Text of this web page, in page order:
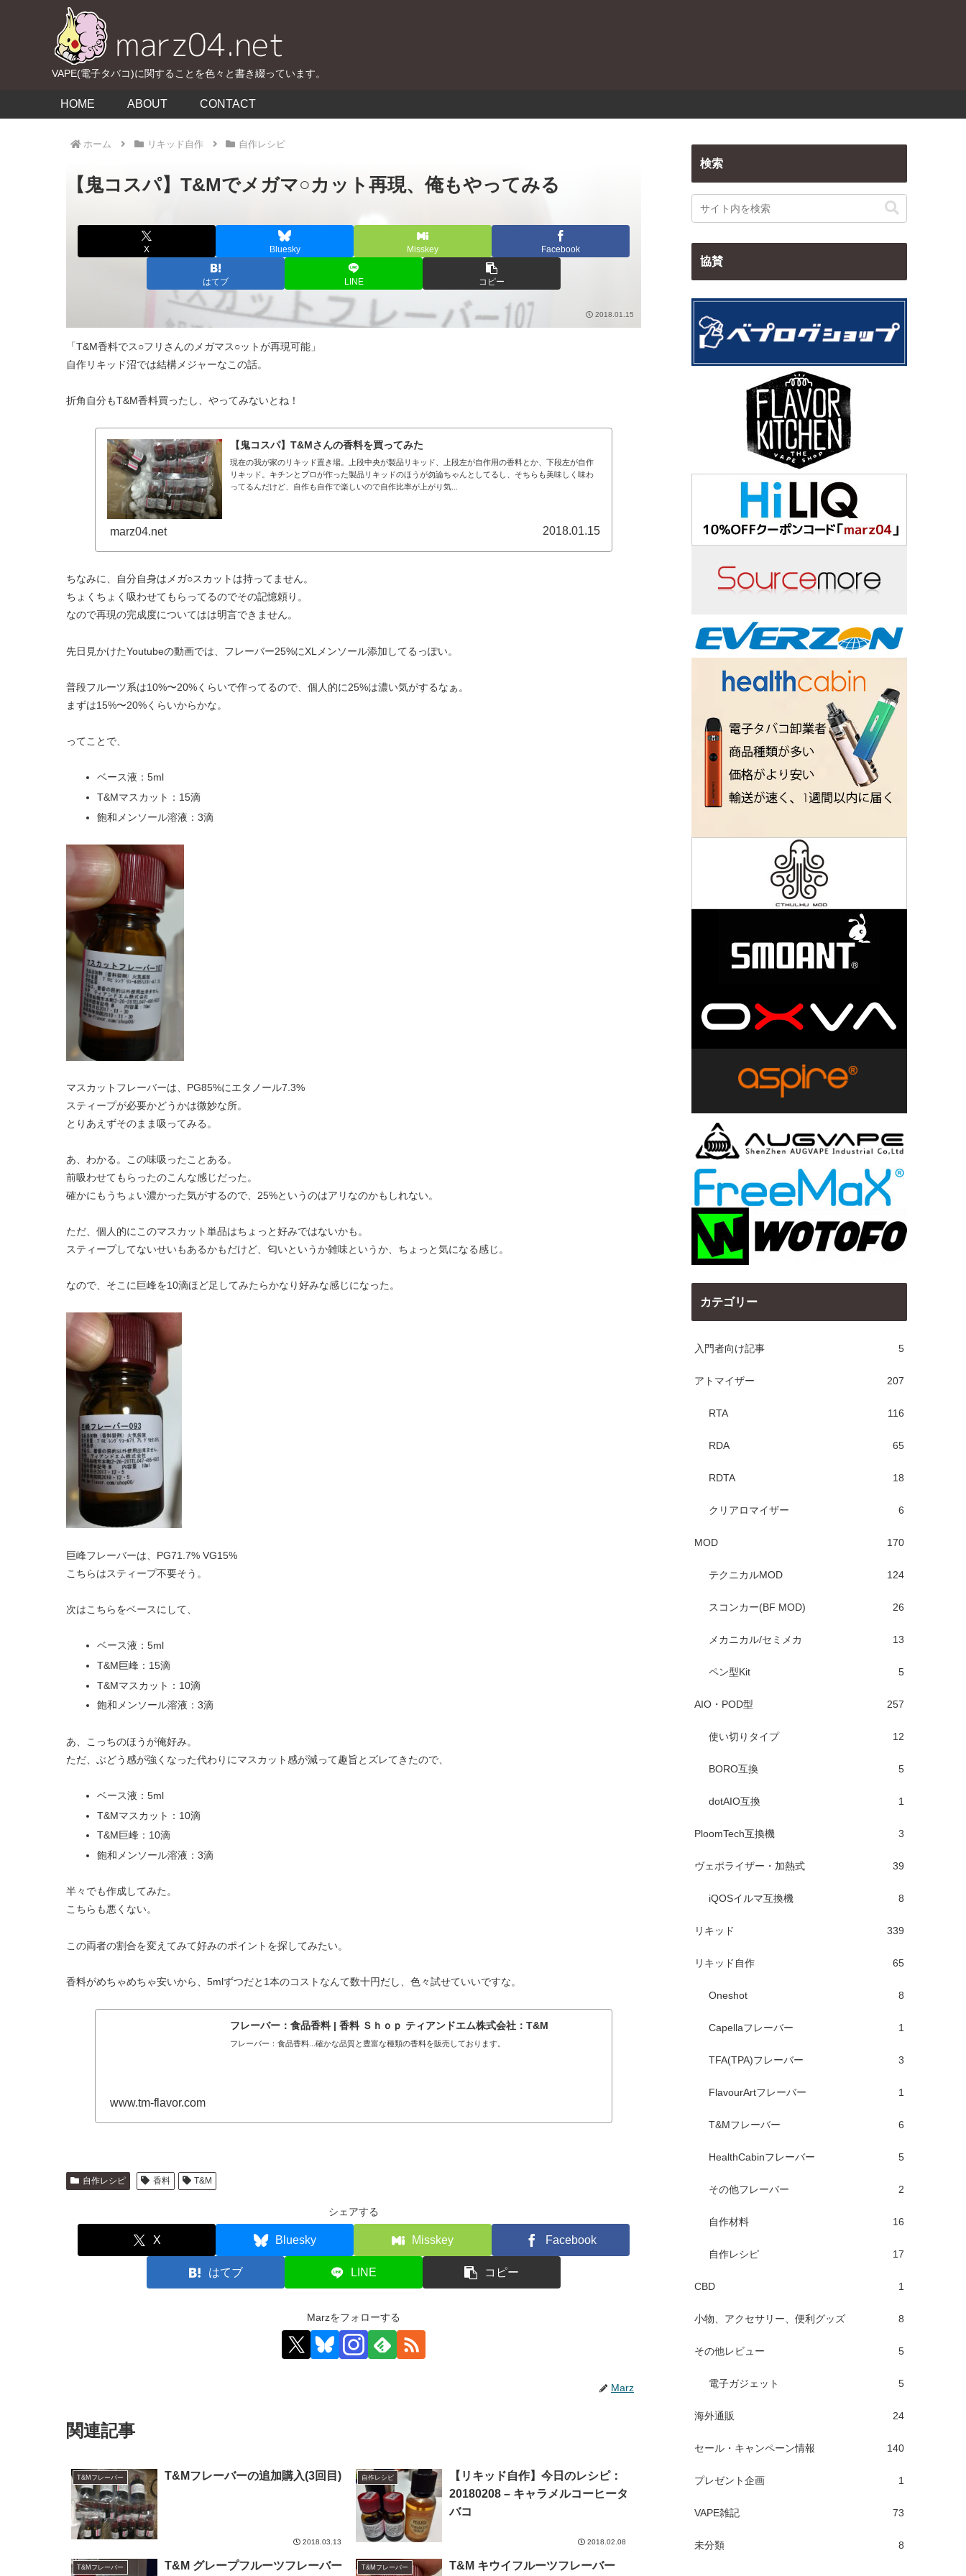
VAPE(電子タバコ)に関することを色々と書き綴っています。
HOME ABOUT CONTACT
ホーム リキッド自作 自作レシピ
【鬼コスパ】T&Mでメガマ○カット再現、俺もやってみる
X Bluesky Misskey Facebook
はてブ LINE コピー
2018.01.15
「T&M香料でス○フリさんのメガマス○ットが再現可能」
自作リキッド沼では結構メジャーなこの話。
折角自分もT&M香料買ったし、やってみないとね！
【鬼コスパ】T&Mさんの香料を買ってみた
現在の我が家のリキッド置き場。上段中央が製品リキッド、上段左が自作用の香料とか、下段左が自作
リキッド。キチンとプロが作った製品リキッドのほうが勿論ちゃんとしてるし、そちらも美味しく味わ
ってるんだけど、自作も自作で楽しいので自作比率が上がり気...
marz04.net 2018.01.15
ちなみに、自分自身はメガ○スカットは持ってません。
ちょくちょく吸わせてもらってるのでその記憶頼り。
なので再現の完成度についてはは明言できません。
先日見かけたYoutubeの動画では、フレーバー25%にXLメンソール添加してるっぽい。
普段フルーツ系は10%〜20%くらいで作ってるので、個人的に25%は濃い気がするなぁ。
まずは15%〜20%くらいからかな。
ってことで、
ベース液：5ml
T&Mマスカット：15滴
飽和メンソール溶液：3滴
マスカットフレーバーは、PG85%にエタノール7.3%
スティープが必要かどうかは微妙な所。
とりあえずそのまま吸ってみる。
あ、わかる。この味吸ったことある。
前吸わせてもらったのこんな感じだった。
確かにもうちょい濃かった気がするので、25%というのはアリなのかもしれない。
ただ、個人的にこのマスカット単品はちょっと好みではないかも。
スティープしてないせいもあるかもだけど、匂いというか雑味というか、ちょっと気になる感じ。
なので、そこに巨峰を10滴ほど足してみたらかなり好みな感じになった。
巨峰フレーバーは、PG71.7% VG15%
こちらはスティープ不要そう。
次はこちらをベースにして、
ベース液：5ml
T&M巨峰：15滴
T&Mマスカット：10滴
飽和メンソール溶液：3滴
あ、こっちのほうが俺好み。
ただ、ぶどう感が強くなった代わりにマスカット感が減って趣旨とズレてきたので、
ベース液：5ml
T&Mマスカット：10滴
T&M巨峰：10滴
飽和メンソール溶液：3滴
半々でも作成してみた。
こちらも悪くない。
この両者の割合を変えてみて好みのポイントを探してみたい。
香料がめちゃめちゃ安いから、5mlずつだと1本のコストなんて数十円だし、色々試せていいですな。
フレーバー：食品香料 | 香料 Ｓｈｏｐ ティアンドエム株式会社：T&M
フレーバー：食品香料...確かな品質と豊富な種類の香料を販売しております。
www.tm-flavor.com
自作レシピ 香料 T&M
シェアする
X Bluesky Misskey Facebook
はてブ LINE コピー
Marzをフォローする
Marz
関連記事
T&Mフレーバー T&Mフレーバーの追加購入(3回目)
2018.03.13
自作レシピ
【リキッド自作】今日のレシピ：
20180208 – キャラメルコーヒータ
バコ
2018.02.08
T&Mフレーバー T&M グレープフルーツフレーバー T&Mフレーバー T&M キウイフルーツフレーバー
検索
協賛
カテゴリー
入門者向け記事 5
アトマイザー 207
RTA 116
RDA 65
RDTA 18
クリアロマイザー 6
MOD 170
テクニカルMOD 124
スコンカー(BF MOD) 26
メカニカル/セミメカ 13
ペン型Kit 5
AIO・POD型 257
使い切りタイプ 12
BORO互換 5
dotAIO互換 1
PloomTech互換機 3
ヴェポライザー・加熱式 39
iQOSイルマ互換機 8
リキッド 339
リキッド自作 65
Oneshot 8
Capellaフレーバー 1
TFA(TPA)フレーバー 3
FlavourArtフレーバー 1
T&Mフレーバー 6
HealthCabinフレーバー 5
その他フレーバー 2
自作材料 16
自作レシピ 17
CBD 1
小物、アクセサリー、便利グッズ 8
その他レビュー 5
電子ガジェット 5
海外通販 24
セール・キャンペーン情報 140
プレゼント企画 1
VAPE雑記 73
未分類 8